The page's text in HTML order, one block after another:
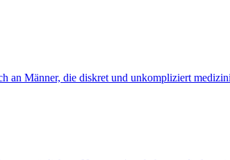
an Männer, die diskret und unkompliziert